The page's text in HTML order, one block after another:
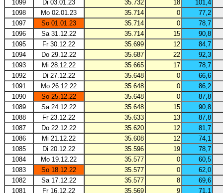
1099
Di 03.01.23 35.732 18
101,4
1098
Mo 02.01.23 35.714 0
77,2
1097
So 01.01.23 35.714 0
78,7
1096
Sa 31.12.22 35.714 15
90,8
1095
Fr 30.12.22 35.699 12
84,7
1094
Do 29.12.22 35.687 22
92,3
1093
Mi 28.12.22 35.665 17
78,7
1092
Di 27.12.22 35.648 0
66,6
1091
Mo 26.12.22 35.648 0
86,2
1090
So 25.12.22 35.648 0
87,8
1089
Sa 24.12.22 35.648 15
90,8
1088
Fr 23.12.22 35.633 13
87,8
1087
Do 22.12.22 35.620 12
81,7
1086
Mi 21.12.22 35.608 12
74,1
1085
Di 20.12.22 35.596 19
78,7
1084
Mo 19.12.22 35.577 0
60,5
1083
So 18.12.22 35.577 0
62,0
1082
Sa 17.12.22 35.577 8
69,6
1081
Fr 16.12.22 35.569 9
71,1